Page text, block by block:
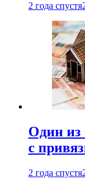
2 года спустя
Один из
с
2 года спустя